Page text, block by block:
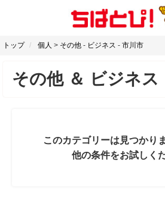
トップ 個人 > その他 - ビジネス - 市川市
その他＆ ビジネス
このカテゴリーは見つかり
他の条件をお試しく